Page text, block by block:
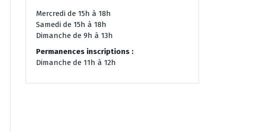
Mercredi de 15h à 18h
Samedi de 15h à 18h
Dimanche de 9h à 13h
Permanences inscriptions :
Dimanche de 11h à 12h